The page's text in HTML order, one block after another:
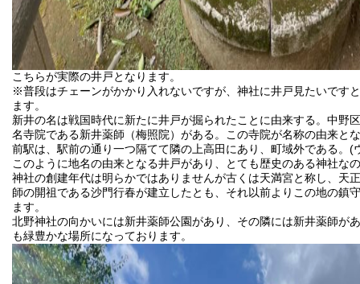
こちらが実際の井戸となります。
※普段はチェーンがかかり入れないですが、神社に井戸見たいです
ます。
新井の名は戦国時代に新たに井戸が掘られたことに由来する。中野
名寺院である新井薬師（梅照院）がある。この寺院が名称の由来と
前駅は、駅前の通り一つ隔てて隣の上高田にあり、町域外である。(
このように地名の由来となる井戸があり、とても歴史のある神社な
神社の創建年代は明らかではありませんが古くは天満宮と称し、天
師の開祖である沙門行春が建立したとも、それ以前よりこの地の鎮
ます。
北野神社の向かいには新井薬師公園があり、その隣には新井薬師が
も緑豊かな場所になっております。